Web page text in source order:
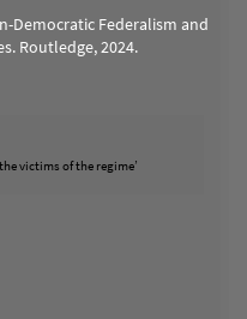
Democratic Federalism and
Routledge, 2024.
victims of the regime’